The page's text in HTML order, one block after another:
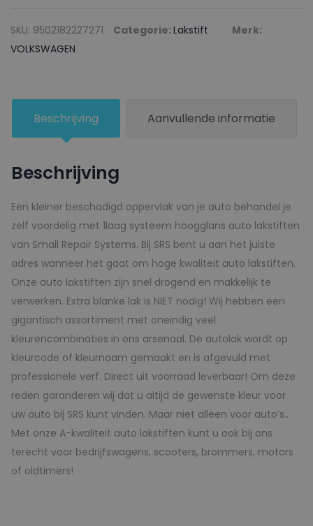
CARBON
STEEL
20ml
aantal
SKU: 9502182227271 Categorie: Lakstift
Merk:
VOLKSWAGEN
Beschrijving Aanvullende informatie
Beschrijving
Een kleiner beschadigd oppervlak van je auto behandel je
zelf voordelig met 1laag systeem hoogglans auto lakstiften
van Small Repair Systems. Bij SRS bent u aan het juiste
adres wanneer het gaat om hoge kwaliteit auto lakstiften.
Onze auto lakstiften zijn snel drogend en makkelijk te
verwerken. Extra blanke lak is NIET nodig! Wij hebben een
gigantisch assortiment met oneindig veel
kleurencombinaties in ons arsenaal. De autolak wordt op
kleurcode of kleurnaam gemaakt en is afgevuld met
professionele verf. Direct uit voorraad leverbaar! Om deze
reden garanderen wij dat u altijd de gewenste kleur voor
uw auto bij SRS kunt vinden. Maar niet alleen voor auto’s..
Met onze A-kwaliteit auto lakstiften kunt u ook bij ons
terecht voor bedrijfswagens, scooters, brommers, motors
of oldtimers!